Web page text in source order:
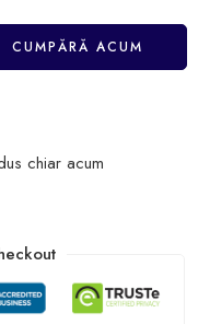
CUMPĂRĂ ACUM
chiar acum